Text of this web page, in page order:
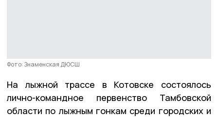
Фото: Знаменская ДЮСШ
На лыжной трассе в Котовске состоялось
лично-командное первенство Тамбовской
области по лыжным гонкам среди городских и